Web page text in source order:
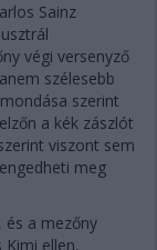
Sainz
végi versenyző
szélesebb
szerint
a kék zászlót
viszont sem
meg
és a mezőny
Kimi ellen,